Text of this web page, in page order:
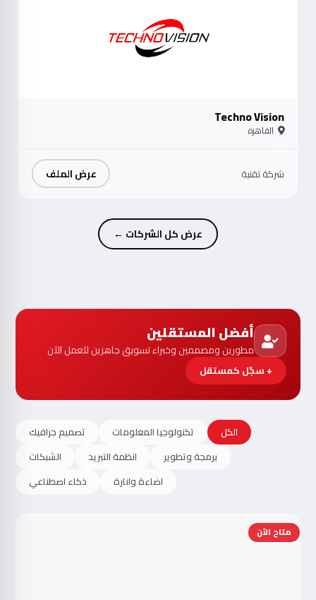
Techno Vision
القاهرة
شركة تقنية عرض الملف
عرض كل الشركات ←
أفضل المستقلين
مطورين ومصممين وخبراء تسويق جاهزين للعمل الآن
+ سجّل كمستقل
الكل تكنولوجيا المعلومات
تصميم جرافيك
برمجة وتطوير
انظمة التبريد
الشبكات
اضاءة وانارة
ذكاء اصطناعي
متاح الآن